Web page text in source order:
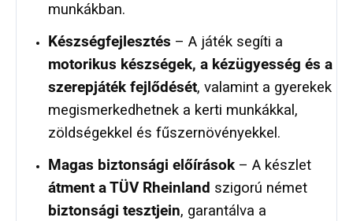
munkákban.
Készségfejlesztés – A játék segíti a
motorikus készségek, a kézügyesség és a
szerepjáték fejlődését, valamint a gyerekek
megismerkedhetnek a kerti munkákkal,
zöldségekkel és fűszernövényekkel.
Magas biztonsági előírások – A készlet
átment a TÜV Rheinland szigorú német
biztonsági tesztjein, garantálva a